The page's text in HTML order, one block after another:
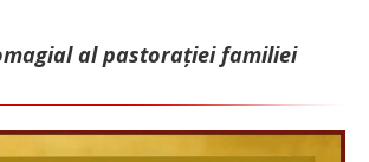
al pastorației familiei